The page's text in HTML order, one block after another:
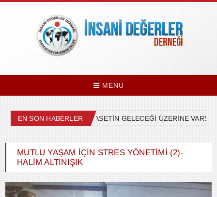
MENU
EN SON HABERLER
ÜLKEMİZDEKİ SİYASETİN GELECEĞİ ÜZERİNE
MUTLU YAŞAM İÇİN STRES YÖNETİMİ (2)-
HALIM ALTINIŞIK